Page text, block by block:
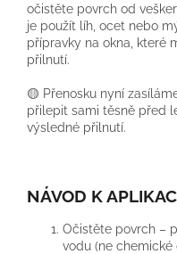
očistěte povrch od
je použít líh, ocet nebo
přípravky na okna, které
přilnutí.
🟡 Přenosku nyní
přilepit sami těsně před
výsledné přilnutí.
NÁVOD K
Očistěte povrch –
vodu (ne chemické